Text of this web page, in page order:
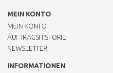
MEIN KONTO
MEIN KONTO
AUFTRAGSHISTORIE
NEWSLETTER
INFORMATIONEN